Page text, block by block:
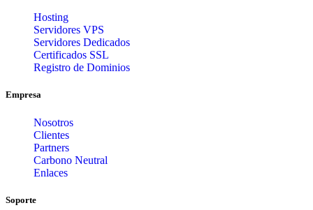
Hosting
Servidores VPS
Servidores Dedicados
Certificados SSL
Registro de Dominios
Empresa
Nosotros
Clientes
Partners
Carbono Neutral
Enlaces
Soporte